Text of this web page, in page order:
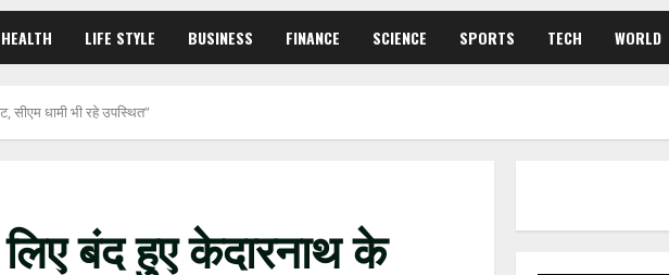
HEALTH LIFE STYLE BUSINESS FINANCE SCIENCE SPORTS TECH WORLD
धामी भी रहे उपस्थित”
बंद हुए केदारनाथ के